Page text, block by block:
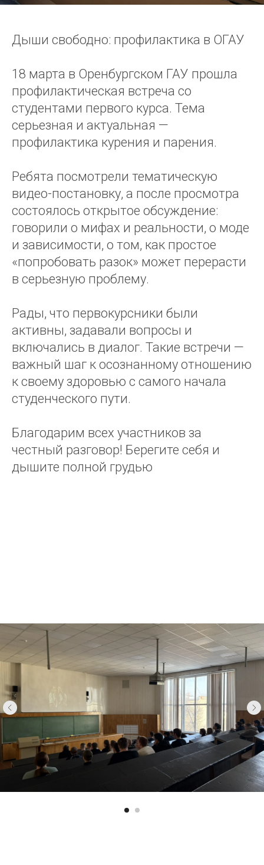
Дыши свободно: профилактика в ОГАУ
18 марта в Оренбургском ГАУ прошла
профилактическая встреча со
студентами первого курса. Тема
серьезная и актуальная —
профилактика курения и парения.
Ребята посмотрели тематическую
видео-постановку, а после просмотра
состоялось открытое обсуждение:
говорили о мифах и реальности, о моде
и зависимости, о том, как простое
«попробовать разок» может перерасти
в серьезную проблему.
Рады, что первокурсники были
активны, задавали вопросы и
включались в диалог. Такие встречи —
важный шаг к осознанному отношению
к своему здоровью с самого начала
студенческого пути.
Благодарим всех участников за
честный разговор! Берегите себя и
дышите полной грудью